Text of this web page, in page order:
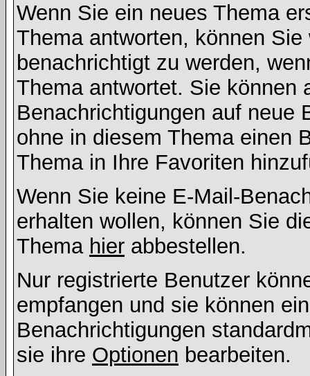
Wenn Sie ein neues Thema
Thema antworten, können
benachrichtigt zu werden,
Thema antwortet. Sie können
Benachrichtigungen auf neue
ohne in diesem Thema einen
Thema in Ihre Favoriten
Wenn Sie keine E-Mail-
erhalten wollen, können Sie
Thema hier abbestellen.
Nur registrierte Benutzer
empfangen und sie können
Benachrichtigungen
sie ihre Optionen bearbeiten.